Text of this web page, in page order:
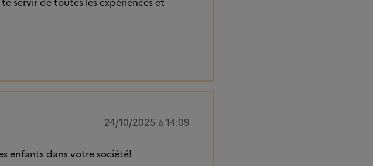
24/10/2025 à 14:09
enfants dans votre société!